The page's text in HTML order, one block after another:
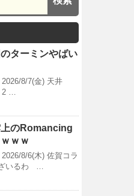
のターミンやばい
8/7(金) 天井
…
上のRomancing
ｗｗ
8/6(木) 佐賀コラ
いるわ …